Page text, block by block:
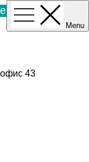
№1
43
Menu